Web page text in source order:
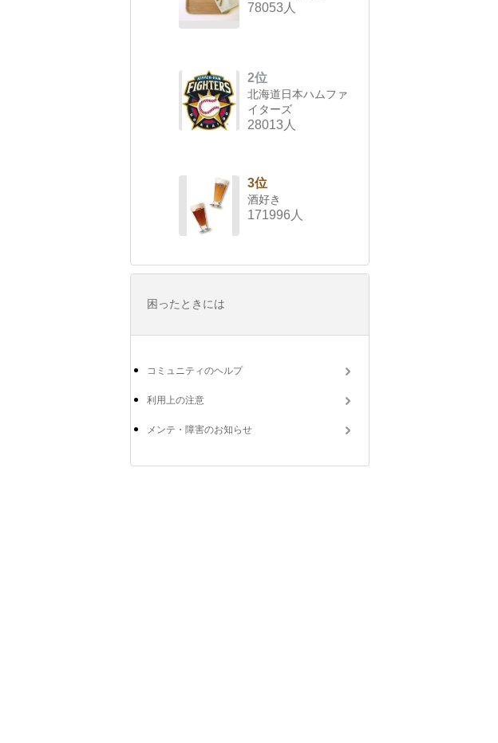
78053人
2位
北海道日本ハムファ
イターズ
28013人
3位
酒好き
171996人
困ったときには
コミュニティのヘルプ
利用上の注意
メンテ・障害のお知らせ